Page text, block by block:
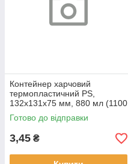
Контейнер харчовий
термопластичний PS,
132х131х75 мм, 880 мл (1100
шт/ящ) арт. 2221
Готово до відправки
3,45 ₴